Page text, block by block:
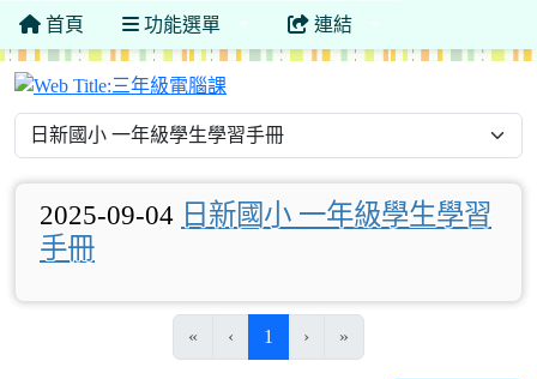
首頁 功能選單 連結
三年級電腦課
2025-09-04 日新國小 一年級學生學習
手冊
« ‹ 1 (目前頁次)
› »